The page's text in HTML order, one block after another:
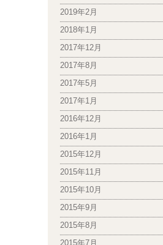
2019年2月
2018年1月
2017年12月
2017年8月
2017年5月
2017年1月
2016年12月
2016年1月
2015年12月
2015年11月
2015年10月
2015年9月
2015年8月
2015年7月